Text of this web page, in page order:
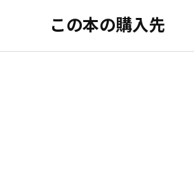
この本の購入先